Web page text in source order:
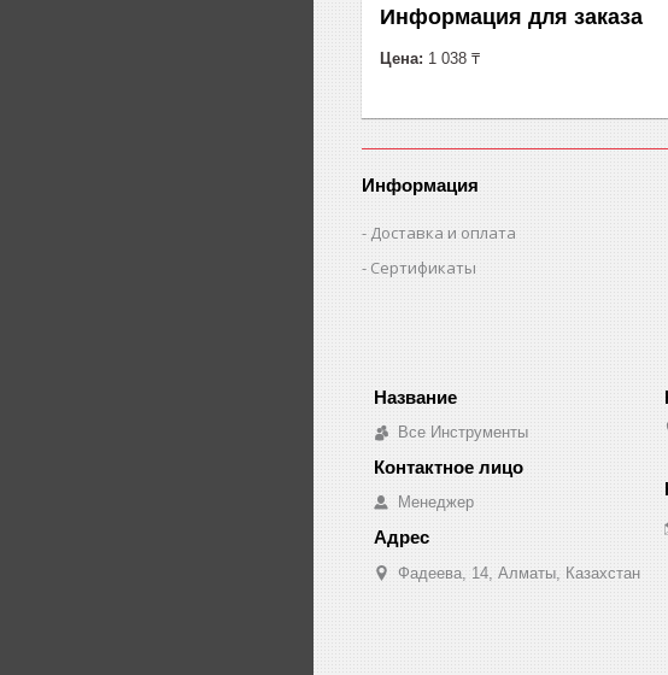
Информация для заказа
Цена: 1 038 ₸
Информация
Доставка и оплата
Сертификаты
Все Инструменты
Менеджер
Фадеева, 14, Алматы, Казахстан